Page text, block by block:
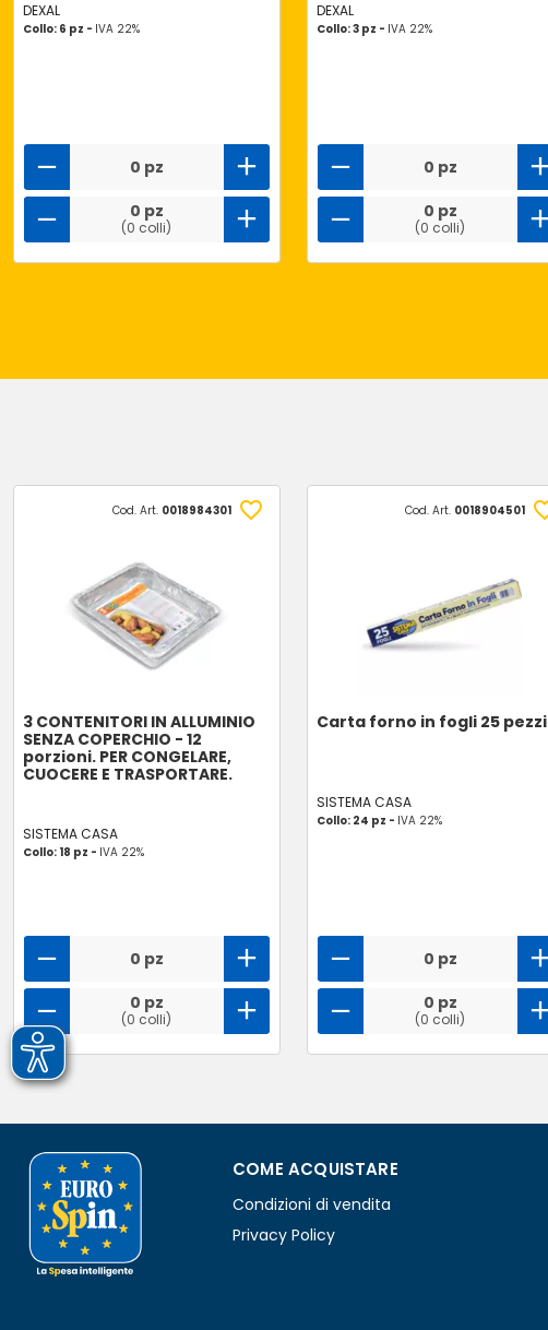
DEXAL
Collo: 6 pz - IVA 22%
0 pz
0 pz
(0 colli)
DEXAL
Collo: 3 pz - IVA 22%
0 pz
0 pz
(0 colli)
Cod. Art. 0018984301
3 CONTENITORI IN ALLUMINIO
SENZA COPERCHIO - 12
porzioni. PER CONGELARE,
CUOCERE E TRASPORTARE.
SISTEMA CASA
Collo: 18 pz - IVA 22%
0 pz
0 pz
(0 colli)
Cod. Art. 0018904501
Carta forno in fogli 25 pezzi
SISTEMA CASA
Collo: 24 pz - IVA 22%
0 pz
0 pz
(0 colli)
COME ACQUISTARE
Condizioni di vendita
Privacy Policy